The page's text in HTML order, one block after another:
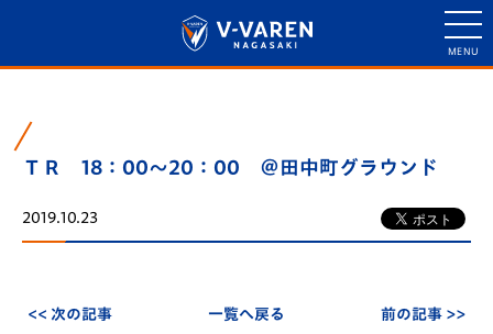
ＴＲ 18：00～20：00 ＠田中町グラウンド
2019.10.23
<< 次の記事 一覧へ戻る 前の記事 >>